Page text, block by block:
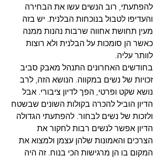
להפתעתי, רוב הנשים עשו את הבחירה
והעדיפו לטבול בנוכחות הבלנית. יש בזה
מעין תחושת אחווה שרבות נהנות ממנה
כאשר הן סומכות על הבלנית ולא רוצות
לוותר עליה.
בחודשים האחרונים התנהל מאבק סביב
זכויות של נשים במקווה. הנושא הזה, לרב
נושא שקט ופרטי, הפך לדיון ציבורי. אבל
הדיון הוביל להכרה בקולות השונים שבשטח
ולזכות של נשים לבחור. להפתעתי הגדולה
הדיון אפשר לנשים רבות לחקור את
הצרכים והאמונות שלהן עצמן ולמצוא את
המקום בו הן מרגישות הכי בנוח. זה היה